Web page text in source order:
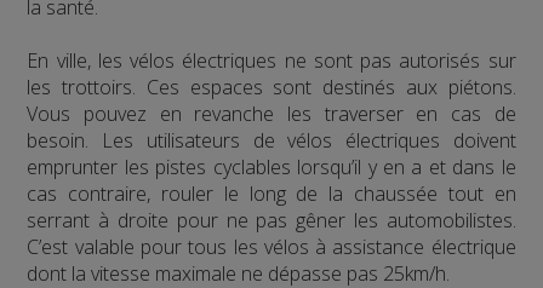
la santé.
En ville, les vélos électriques ne sont pas autorisés sur
les trottoirs. Ces espaces sont destinés aux piétons.
Vous pouvez en revanche les traverser en cas de
besoin. Les utilisateurs de vélos électriques doivent
emprunter les pistes cyclables lorsqu’il y en a et dans le
cas contraire, rouler le long de la chaussée tout en
serrant à droite pour ne pas gêner les automobilistes.
C’est valable pour tous les vélos à assistance électrique
dont la vitesse maximale ne dépasse pas 25km/h.